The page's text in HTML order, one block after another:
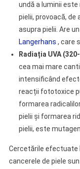
undă a luminii
pielii, provoacă,
asupra pielii. Are
Langerhans , care
Radiația UVA
cea mai mare
intensificând
reacții fototoxice
formarea
pielii și formarea
pielii, este
Cercetările efectuate
cancerele de piele